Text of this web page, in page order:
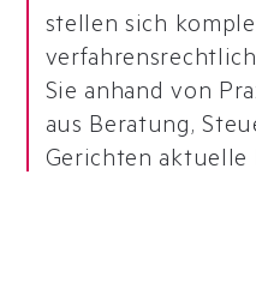
stellen sich
Sie anhand von
aus Beratung,
Gerichten aktuelle